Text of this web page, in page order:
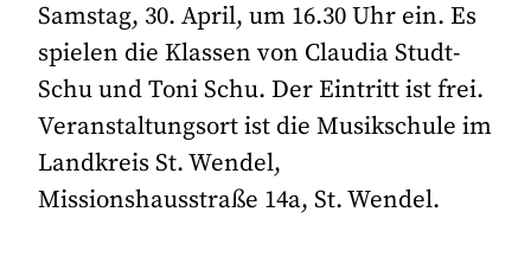
Samstag, 30. April, um 16.30 Uhr ein. Es
spielen die Klassen von Claudia Studt-
Schu und Toni Schu. Der Eintritt ist frei.
Veranstaltungsort ist die Musikschule im
Landkreis St. Wendel,
Missionshausstraße 14a, St. Wendel.